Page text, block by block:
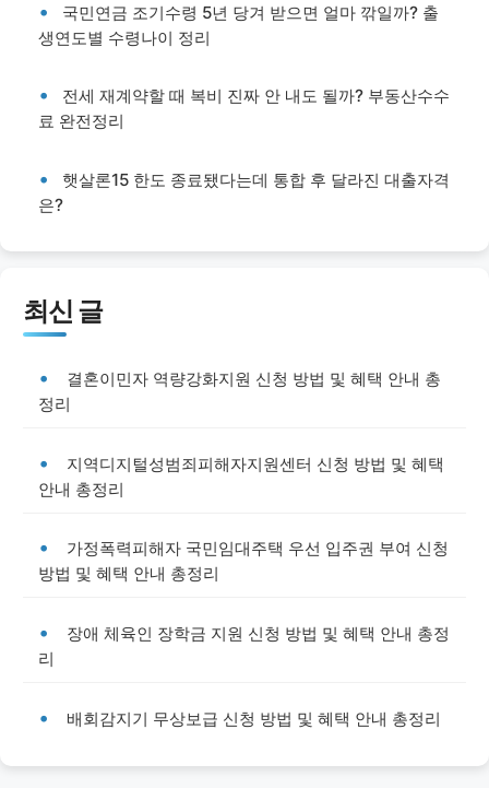
국민연금 조기수령 5년 당겨 받으면 얼마 깎일까? 출
생연도별 수령나이 정리
전세 재계약할 때 복비 진짜 안 내도 될까? 부동산수수
료 완전정리
햇살론15 한도 종료됐다는데 통합 후 달라진 대출자격
은?
최신 글
결혼이민자 역량강화지원 신청 방법 및 혜택 안내 총
정리
지역디지털성범죄피해자지원센터 신청 방법 및 혜택
안내 총정리
가정폭력피해자 국민임대주택 우선 입주권 부여 신청
방법 및 혜택 안내 총정리
장애 체육인 장학금 지원 신청 방법 및 혜택 안내 총정
리
배회감지기 무상보급 신청 방법 및 혜택 안내 총정리